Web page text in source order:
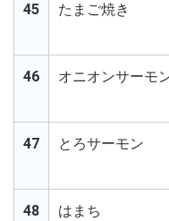
45 たまご焼き
46 オニオンサーモ
47 とろサーモン
48 はまち